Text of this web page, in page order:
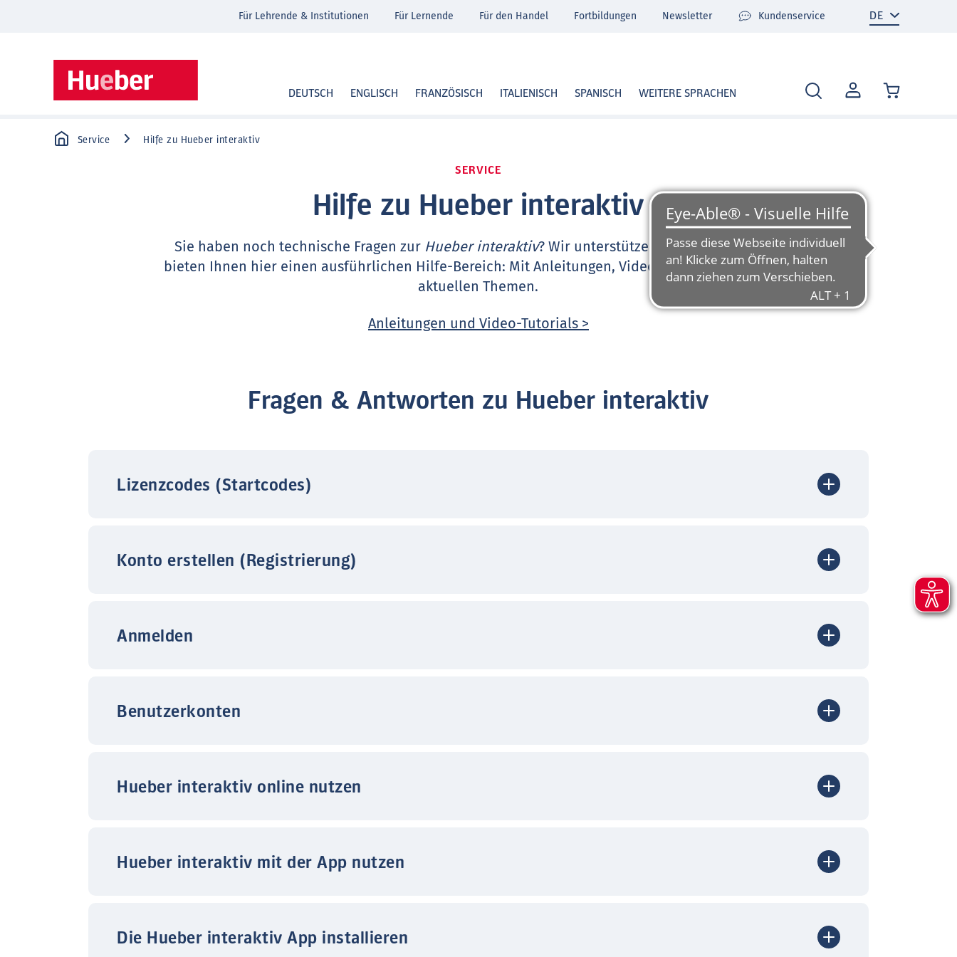
MEIN
KONTO
DEUTSCH ENGLISCH FRANZÖSISCH ITALIENISCH SPANISCH WEITERE SPRACHEN
Für Lehrende & Institutionen Für Lernende Für den Handel Fortbildungen Newsletter Kundenservice
Service Hilfe zu Hueber interaktiv
SERVICE
Hilfe zu Hueber interaktiv
Sie haben noch technische Fragen zur Hueber interaktiv? Wir unterstützen Sie sehr gerne und
bieten Ihnen hier einen ausführlichen Hilfe-Bereich: Mit Anleitungen, Video-Tutorials und FAQ zu
aktuellen Themen.
Anleitungen und Video-Tutorials >
Fragen & Antworten zu Hueber interaktiv
Lizenzcodes (Startcodes)
Konto erstellen (Registrierung)
Anmelden
Benutzerkonten
Hueber interaktiv online nutzen
Hueber interaktiv mit der App nutzen
Die Hueber interaktiv App installieren